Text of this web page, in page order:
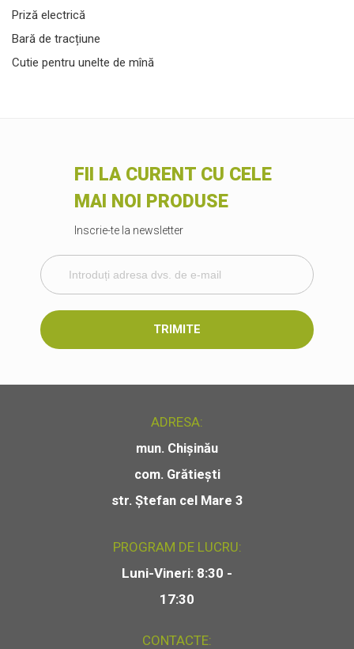
Priză electrică
Bară de tracțiune
Cutie pentru unelte de mînă
FII LA CURENT CU CELE
MAI NOI PRODUSE
Inscrie-te la newsletter
TRIMITE
ADRESA:
mun. Chișinău
com. Grătiești
str. Ștefan cel Mare 3
PROGRAM DE LUCRU:
Luni-Vineri: 8:30 -
17:30
CONTACTE: